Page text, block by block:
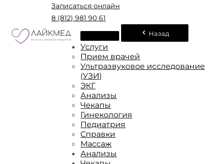
Записаться онлайн
8 (812) 981 90 61
Назад
Услуги
Прием врачей
Ультразвуковое исследование
(УЗИ)
ЭКГ
Анализы
Чекапы
Гинекология
Педиатрия
Справки
Массаж
Анализы